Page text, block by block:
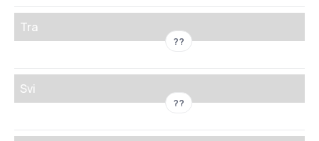
Tra
??
Svi
??